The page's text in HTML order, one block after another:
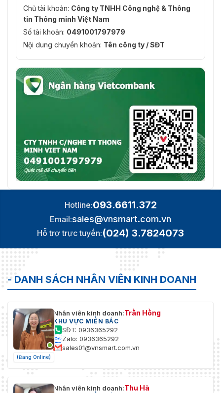
Chủ tài khoản: Công ty TNHH Công nghệ & Thông
tin Thông minh Việt Nam
Số tài khoản: 0491001797979
Nội dung chuyển khoản: Tên công ty / SĐT
Hotline:093.6611.372
Email:sales@vnsmart.com.vn
Hỗ trợ trực tuyến:(024) 3.7824073
- DANH SÁCH NHÂN VIÊN KINH DOANH
(Đang Online)
Nhân viên kinh doanh:Trần Hồng
KHU VỰC MIỀN BẮC
SĐT: 0936365292
Zalo: 0936365292
sales01@vnsmart.com.vn
Nhân viên kinh doanh:Thu Hà